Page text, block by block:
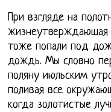
При взгляде на
жизнеутверждающая
тоже попали под
дождь. Мы словно
поляну июльским
поливая все
когда золотистые